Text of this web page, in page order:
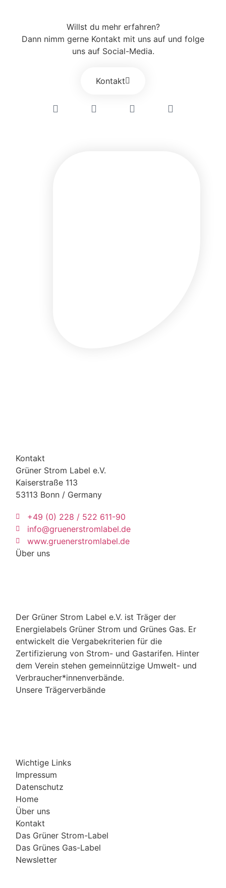
Willst du mehr erfahren?
Dann nimm gerne Kontakt mit uns auf und folge
uns auf Social-Media.
Kontakt
Kontakt
Grüner Strom Label e.V.
Kaiserstraße 113
53113 Bonn / Germany
+49 (0) 228 / 522 611-90
info@gruenerstromlabel.de
www.gruenerstromlabel.de
Über uns
Der Grüner Strom Label e.V. ist Träger der
Energielabels Grüner Strom und Grünes Gas. Er
entwickelt die Vergabekriterien für die
Zertifizierung von Strom- und Gastarifen. Hinter
dem Verein stehen gemeinnützige Umwelt- und
Verbraucher*innenverbände.
Unsere Trägerverbände
Wichtige Links
Impressum
Datenschutz
Home
Über uns
Kontakt
Das Grüner Strom-Label
Das Grünes Gas-Label
Newsletter